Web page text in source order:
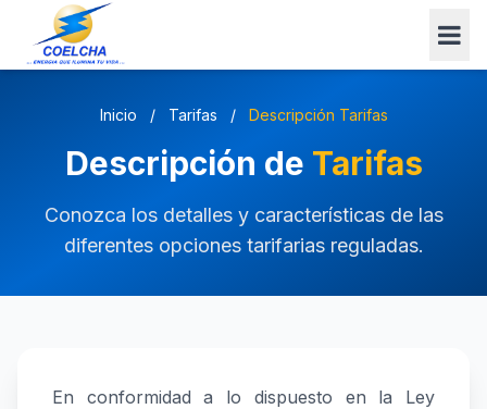
Inicio / Tarifas / Descripción Tarifas
Descripción de Tarifas
Conozca los detalles y características de las
diferentes opciones tarifarias reguladas.
En conformidad a lo dispuesto en la Ley